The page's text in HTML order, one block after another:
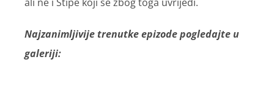
Najzanimljivije trenutke epizode pogledajte u
galeriji: